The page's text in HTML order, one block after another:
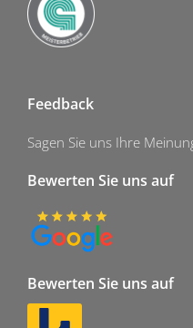
Feedback
Sagen Sie uns Ihre
Bewerten Sie uns auf
Bewerten Sie uns auf